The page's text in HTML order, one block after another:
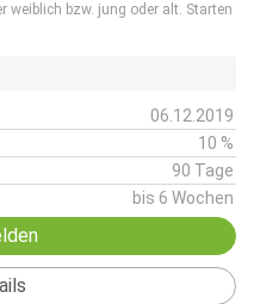
weiblich bzw. jung oder alt. Starten
06.12.2019
10 %
90 Tage
bis 6 Wochen